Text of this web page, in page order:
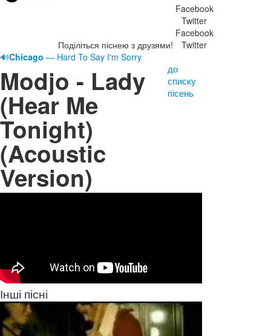
Поділіться піснею з друзями!
Facebook
Twitter
Facebook
Twitter
🔊Chicago — Hard To Say I'm Sorry
Modjo - Lady
(Hear Me
Tonight)
(Acoustic
Version)
до
списку
пісень
Інші пісні